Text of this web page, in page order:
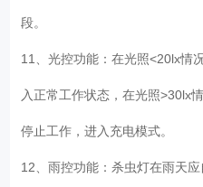
段。
11、光控功能：在光照<20lx情
入正常工作状态，在光照>30lx
停止工作，进入充电模式。
12、雨控功能：杀虫灯在雨天